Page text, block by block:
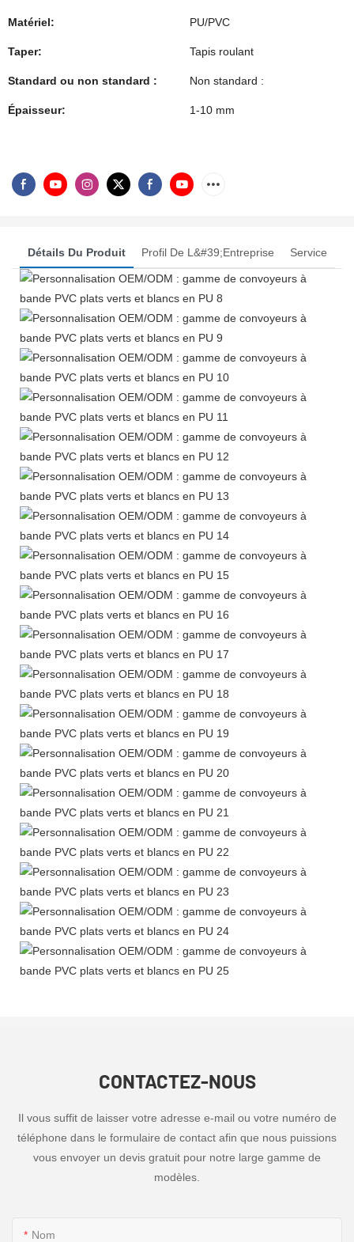
Matériel: PU/PVC
Taper: Tapis roulant
Standard ou non standard : Non standard :
Épaisseur: 1-10 mm
Détails Du Produit Profil De L&#39;entreprise Service
CONTACTEZ-NOUS
Il vous suffit de laisser votre adresse e-mail ou votre numéro de
téléphone dans le formulaire de contact afin que nous puissions
vous envoyer un devis gratuit pour notre large gamme de
modèles.
Nom